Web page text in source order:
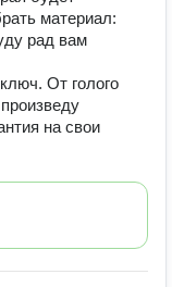
материал:
рад вам
От голого
на свои